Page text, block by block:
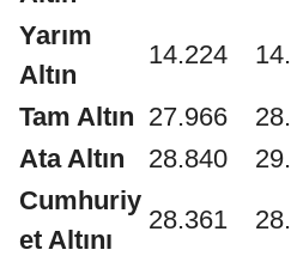
Yarım
Altın
14.224
Tam Altın 27.966
Ata Altın
28.840
Cumhuriy
et Altını
28.361